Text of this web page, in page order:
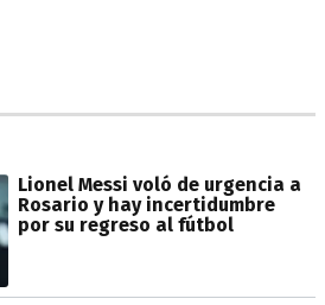
Lionel Messi voló de urgencia a
Rosario y hay incertidumbre
por su regreso al fútbol